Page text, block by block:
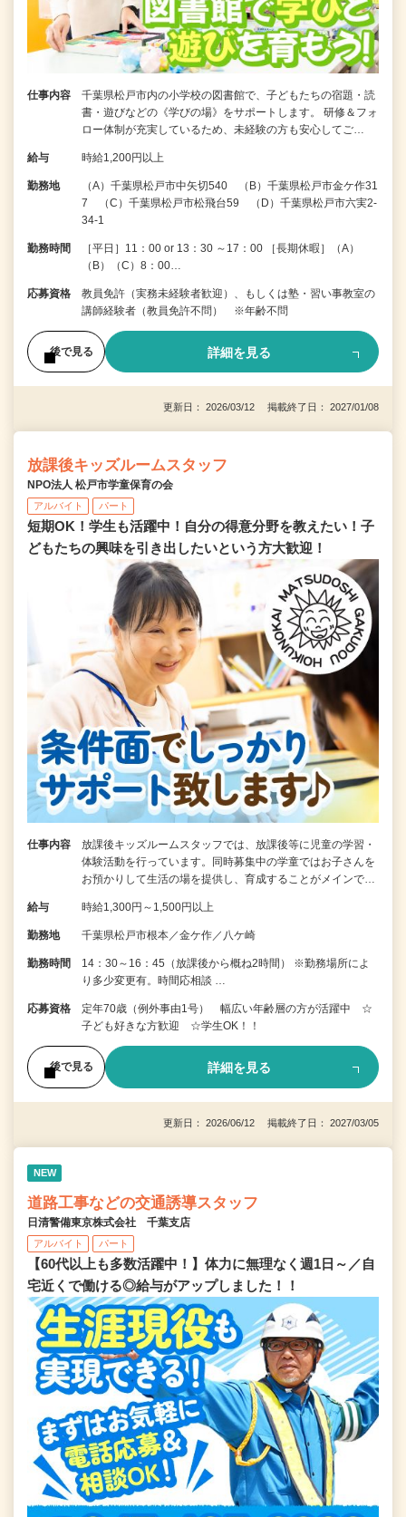
仕事内容
千葉県松戸市内の小学校の図書館で、子どもたちの宿題・読
書・遊びなどの《学びの場》をサポートします。 研修＆フォ
ロー体制が充実しているため、未経験の方も安心してご…
給与 時給1,200円以上
勤務地
（A）千葉県松戸市中矢切540 （B）千葉県松戸市金ケ作31
7 （C）千葉県松戸市松飛台59 （D）千葉県松戸市六実2-
34-1
勤務時間
［平日］11：00 or 13：30 ～17：00 ［長期休暇］（A）
（B）（C）8：00…
応募資格
教員免許（実務未経験者歓迎）、もしくは塾・習い事教室の
講師経験者（教員免許不問） ※年齢不問
後で見る 詳細を見る
更新日： 2026/03/12 掲載終了日： 2027/01/08
放課後キッズルームスタッフ
NPO法人 松戸市学童保育の会
アルバイト パート
短期OK！学生も活躍中！自分の得意分野を教えたい！子
どもたちの興味を引き出したいという方大歓迎！
仕事内容
放課後キッズルームスタッフでは、放課後等に児童の学習・
体験活動を行っています。同時募集中の学童ではお子さんを
お預かりして生活の場を提供し、育成することがメインで…
給与 時給1,300円～1,500円以上
勤務地 千葉県松戸市根本／金ケ作／八ケ崎
勤務時間
14：30～16：45（放課後から概ね2時間） ※勤務場所によ
り多少変更有。時間応相談 …
応募資格
定年70歳（例外事由1号） 幅広い年齢層の方が活躍中 ☆
子ども好きな方歓迎 ☆学生OK！！
後で見る 詳細を見る
更新日： 2026/06/12 掲載終了日： 2027/03/05
NEW
道路工事などの交通誘導スタッフ
日清警備東京株式会社 千葉支店
アルバイト パート
【60代以上も多数活躍中！】体力に無理なく週1日～／自
宅近くで働ける◎給与がアップしました！！